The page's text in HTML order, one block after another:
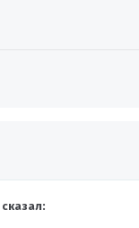
сказал: